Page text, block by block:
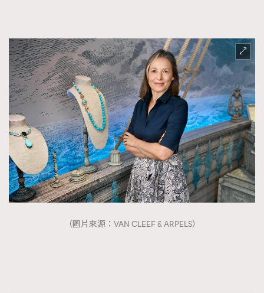
（圖片來源：VAN CLEEF & ARPELS）